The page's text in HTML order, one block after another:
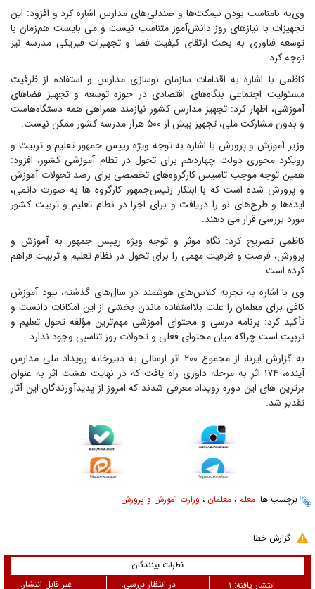
وی‌به نامناسب بودن نیمکت‌ها و صندلی‌های مدارس اشاره کرد و افزود: این
تجهیزات با نیازهای روز دانش‌آموز متناسب نیست و می بایست هم‌زمان با
توسعه فناوری به بحث ارتقای کیفیت فضا و تجهیزات فیزیکی مدرسه نیز
توجه کرد.
کاظمی با اشاره به اقدامات سازمان نوسازی مدارس و استفاده از ظرفیت
مسئولیت اجتماعی بنگاه‌های اقتصادی در حوزه توسعه و تجهیز فضاهای
آموزشی، اظهار کرد: تجهیز مدارس کشور نیازمند همراهی همه دستگاه‌هاست
و بدون مشارکت ملی، تجهیز بیش از ۵۰۰ هزار مدرسه کشور ممکن نیست.
وزیر آموزش و پرورش با اشاره به توجه ویژه رییس جمهور تعلیم و تربیت و
رویکرد محوری دولت چهاردهم برای تحول در نظام آموزشی کشور، افزود:
همین توجه موجب تاسیس کارگروه‌های تخصصی برای رصد تحولات آموزش
و پرورش شده است که با ابتکار رئیس‌جمهور کارگروه ها به صورت دائمی،
ایده‌ها و طرح‌های نو را دریافت و برای اجرا در نطام تعلیم و تربیت کشور
مورد بررسی قرار می دهند.
کاظمی تصریح کرد: نگاه موثر و توجه ویژه رییس جمهور به آموزش و
پرورش، فرصت و ظرفیت مهمی را برای تحول در نظام تعلیم و تربیت فراهم
کرده است.
وی با اشاره به تجربه کلاس‌های هوشمند در سال‌های گذشته، نبود آموزش
کافی برای معلمان را علت بلااستفاده ماندن بخشی از این امکانات دانست و
تأکید کرد: برنامه درسی و محتوای آموزشی مهم‌ترین مؤلفه تحول تعلیم و
تربیت است چراکه میان محتوای فعلی و تحولات روز تناسبی وجود ندارد.
به گزارش ایرنا، از مجموع ۲۰۰ اثر ارسالی به دبیرخانه رویداد ملی مدارس
آینده، ۱۷۴ اثر به مرحله داوری راه یافت که در نهایت هشت اثر به عنوان
برترین های این دوره رویداد معرفی شدند که امروز از پدیدآورندگان این آثار
تقدیر شد.
برچسب ها: معلم ، معلمان ، وزارت آموزش و پرورش
گزارش خطا
نظرات بینندگان
غیر قابل انتشار:
در انتظار بررسی: انتشار یافته: ۱